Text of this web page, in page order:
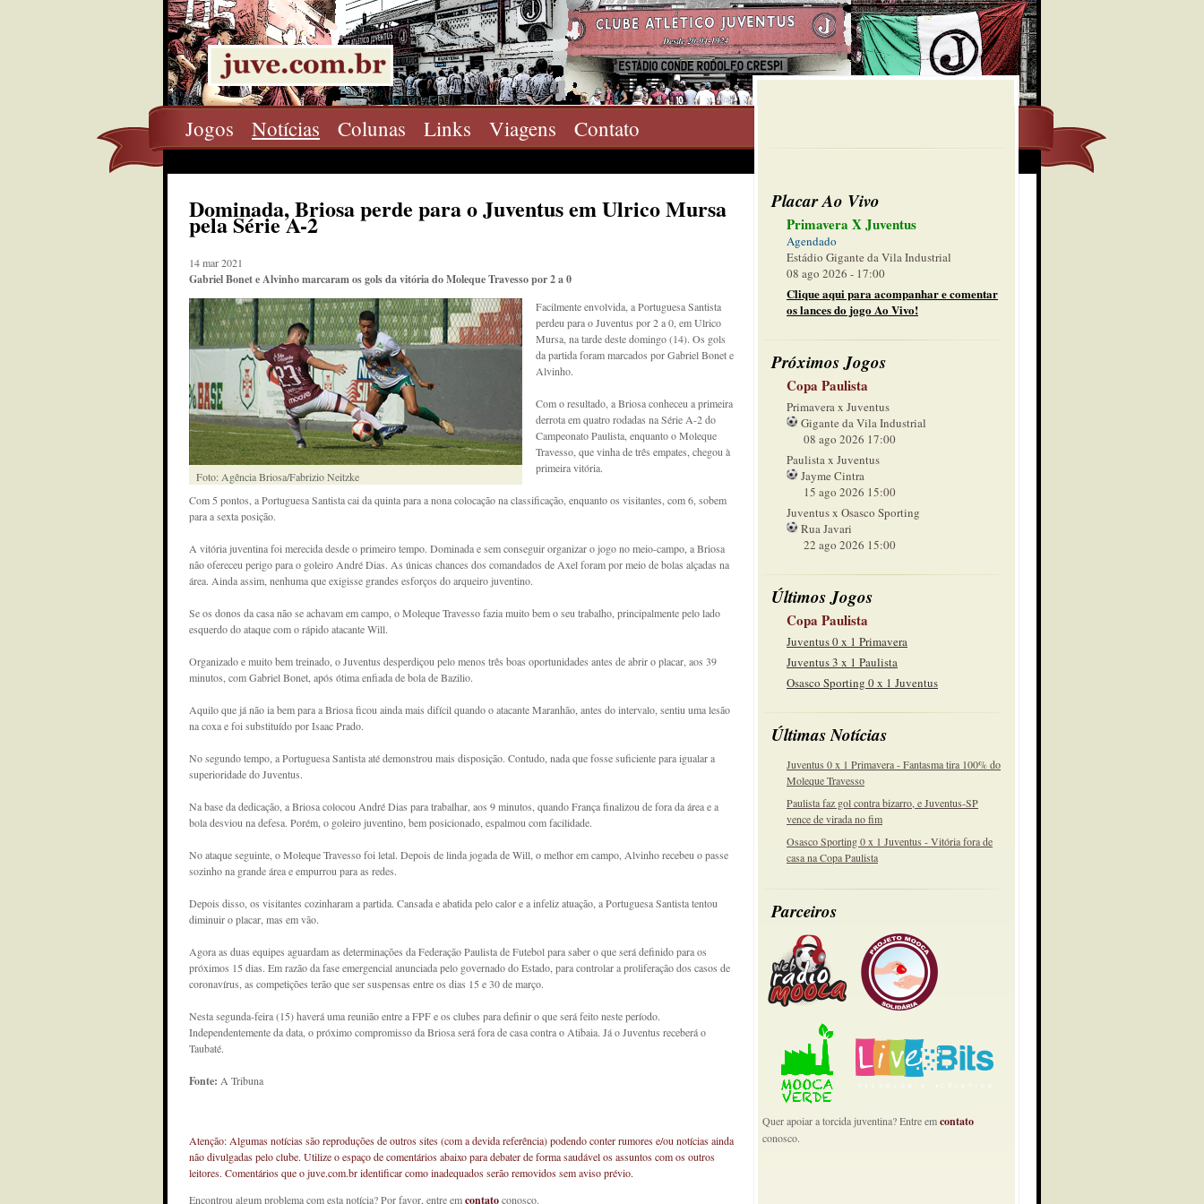
Jogos Notícias Colunas Links Viagens Contato
Placar Ao Vivo
Primavera X Juventus
Agendado
Estádio Gigante da Vila Industrial
08 ago 2026 - 17:00
Clique aqui para acompanhar e comentar
os lances do jogo Ao Vivo!
Próximos Jogos
Copa Paulista
Primavera x Juventus
Gigante da Vila Industrial
08 ago 2026 17:00
Paulista x Juventus
Jayme Cintra
15 ago 2026 15:00
Juventus x Osasco Sporting
Rua Javari
22 ago 2026 15:00
Últimos Jogos
Copa Paulista
Juventus 0 x 1 Primavera
Juventus 3 x 1 Paulista
Osasco Sporting 0 x 1 Juventus
Últimas Notícias
Juventus 0 x 1 Primavera - Fantasma tira 100% do
Moleque Travesso
Paulista faz gol contra bizarro, e Juventus-SP
vence de virada no fim
Osasco Sporting 0 x 1 Juventus - Vitória fora de
casa na Copa Paulista
Parceiros
Quer apoiar a torcida juventina? Entre emcontato
conosco.
Dominada, Briosa perde para o Juventus em Ulrico Mursa
pela Série A-2
14 mar 2021
Gabriel Bonet e Alvinho marcaram os gols da vitória do Moleque Travesso por 2 a 0
Foto: Agência Briosa/Fabrizio Neitzke
Facilmente envolvida, a Portuguesa Santista
perdeu para o Juventus por 2 a 0, em Ulrico
Mursa, na tarde deste domingo (14). Os gols
da partida foram marcados por Gabriel Bonet e
Alvinho.
Com o resultado, a Briosa conheceu a primeira
derrota em quatro rodadas na Série A-2 do
Campeonato Paulista, enquanto o Moleque
Travesso, que vinha de três empates, chegou à
primeira vitória.
Com 5 pontos, a Portuguesa Santista cai da quinta para a nona colocação na classificação, enquanto os visitantes, com 6, sobem
para a sexta posição.
A vitória juventina foi merecida desde o primeiro tempo. Dominada e sem conseguir organizar o jogo no meio-campo, a Briosa
não ofereceu perigo para o goleiro André Dias. As únicas chances dos comandados de Axel foram por meio de bolas alçadas na
área. Ainda assim, nenhuma que exigisse grandes esforços do arqueiro juventino.
Se os donos da casa não se achavam em campo, o Moleque Travesso fazia muito bem o seu trabalho, principalmente pelo lado
esquerdo do ataque com o rápido atacante Will.
Organizado e muito bem treinado, o Juventus desperdiçou pelo menos três boas oportunidades antes de abrir o placar, aos 39
minutos, com Gabriel Bonet, após ótima enfiada de bola de Bazilio.
Aquilo que já não ia bem para a Briosa ficou ainda mais difícil quando o atacante Maranhão, antes do intervalo, sentiu uma lesão
na coxa e foi substituído por Isaac Prado.
No segundo tempo, a Portuguesa Santista até demonstrou mais disposição. Contudo, nada que fosse suficiente para igualar a
superioridade do Juventus.
Na base da dedicação, a Briosa colocou André Dias para trabalhar, aos 9 minutos, quando França finalizou de fora da área e a
bola desviou na defesa. Porém, o goleiro juventino, bem posicionado, espalmou com facilidade.
No ataque seguinte, o Moleque Travesso foi letal. Depois de linda jogada de Will, o melhor em campo, Alvinho recebeu o passe
sozinho na grande área e empurrou para as redes.
Depois disso, os visitantes cozinharam a partida. Cansada e abatida pelo calor e a infeliz atuação, a Portuguesa Santista tentou
diminuir o placar, mas em vão.
Agora as duas equipes aguardam as determinações da Federação Paulista de Futebol para saber o que será definido para os
próximos 15 dias. Em razão da fase emergencial anunciada pelo governado do Estado, para controlar a proliferação dos casos de
coronavírus, as competições terão que ser suspensas entre os dias 15 e 30 de março.
Nesta segunda-feira (15) haverá uma reunião entre a FPF e os clubes para definir o que será feito neste período.
Independentemente da data, o próximo compromisso da Briosa será fora de casa contra o Atibaia. Já o Juventus receberá o
Taubaté.
Fonte: A Tribuna
Atenção: Algumas notícias são reproduções de outros sites (com a devida referência) podendo conter rumores e/ou notícias ainda
não divulgadas pelo clube. Utilize o espaço de comentários abaixo para debater de forma saudável os assuntos com os outros
leitores. Comentários que o juve.com.br identificar como inadequados serão removidos sem aviso prévio.
Encontrou algum problema com esta notícia? Por favor, entre emcontatoconosco.